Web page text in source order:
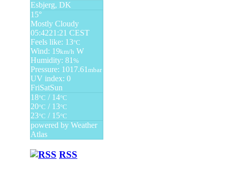
Esbjerg, DK
15°
Mostly Cloudy
05:4221:21 CEST
Feels like: 13°C
Wind: 19km/h W
Humidity: 81 %
Pressure: 1017.61 mbar
UV index: 0
FriSatSun
18°C / 14°C
20°C / 13°C
23°C / 15°C
powered by Weather
Atlas
RSS